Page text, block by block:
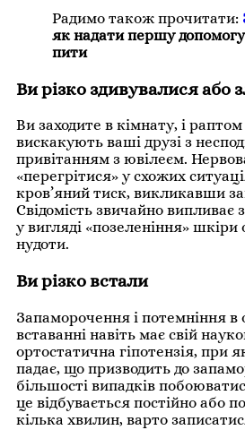
Радимо також прочитати:
як надати першу
пити
Ви різко здивувалися або
Ви заходите в кімнату, і раптом
вискакують ваші друзі з
привітанням з ювілеєм.
«перегрітися» у схожих
кров’яний тиск, викликавши
Свідомість звичайно
у вигляді «позеленіння»
нудоти.
Ви різко встали
Запаморочення і потемніння
вставанні навіть має свій
ортостатична гіпотензія, при
падає, що призводить до
більшості випадків
це відбувається постійно або
кілька хвилин, варто